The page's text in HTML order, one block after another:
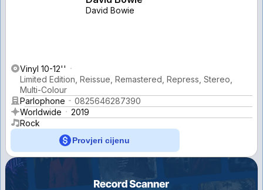
David Bowie
Vinyl 10-12''
Limited Edition, Reissue, Remastered, Repress, Stereo,
Multi-Colour
Parlophone
0825646287390
Worldwide
2019
Rock
Provjeri cijenu